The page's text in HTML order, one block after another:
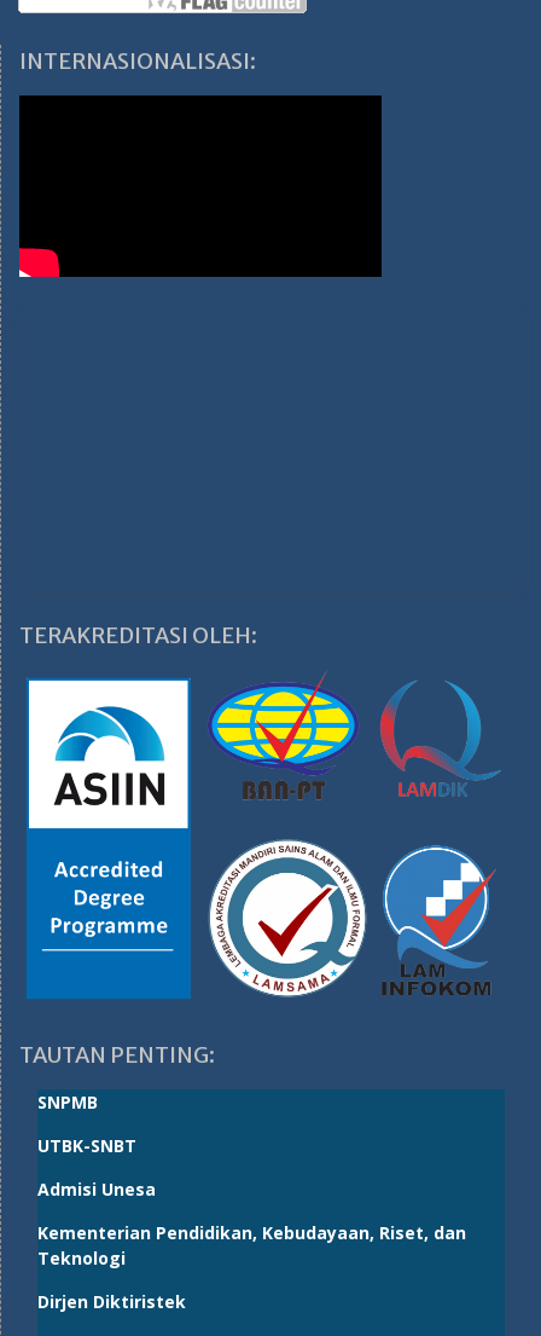
INTERNASIONALISASI:
TERAKREDITASI OLEH:
TAUTAN PENTING:
SNPMB
UTBK-SNBT
Admisi Unesa
Kementerian Pendidikan, Kebudayaan, Riset, dan
Teknologi
Dirjen Diktiristek